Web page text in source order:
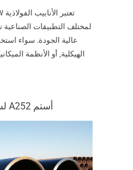
لمختلف التطبيقات الصناعية
عالية الجودة. سواء
الهيكلية, أو الأنظمة
أستم A252 لساو & DSAW أنابيب الصلب